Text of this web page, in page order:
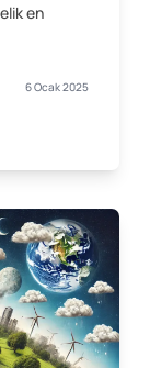
en
6 Ocak 2025